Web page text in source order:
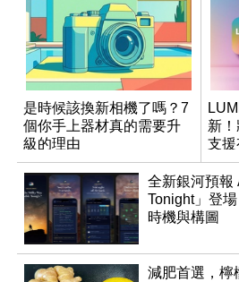
是時候該換新相機了嗎？7
個你手上器材真的需要升
級的理由
新！
支援
製
全新銀河預報
Tonight」登
時機與構圖
減肥首選，檸